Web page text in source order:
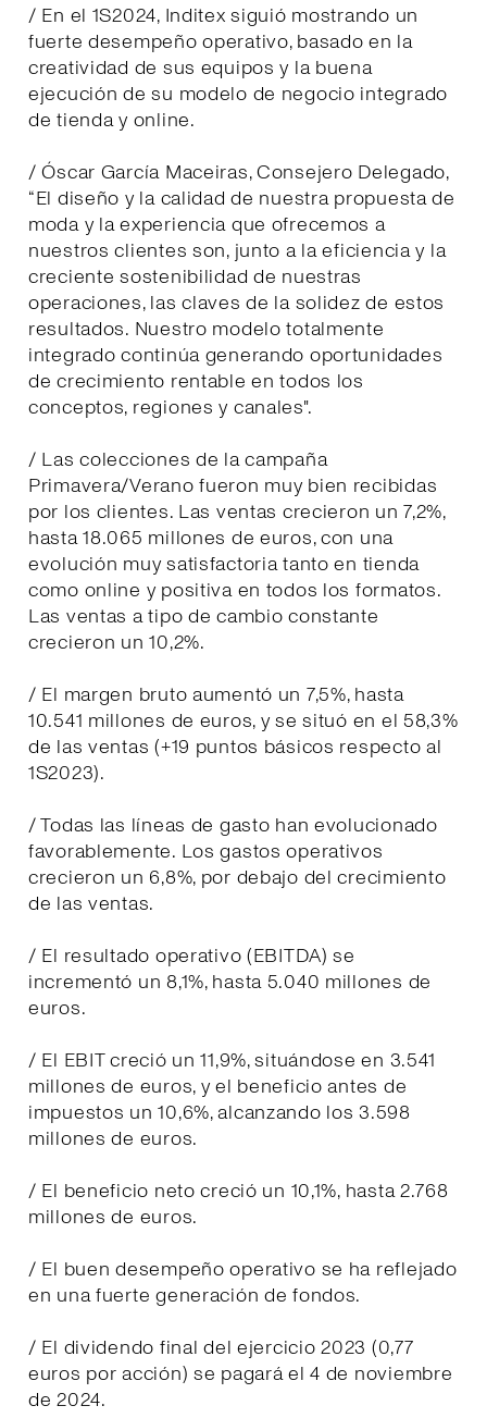
/ En el 1S2024, Inditex siguió mostrando un
fuerte desempeño operativo, basado en la
creatividad de sus equipos y la buena
ejecución de su modelo de negocio integrado
de tienda y online.
/ Óscar García Maceiras, Consejero Delegado,
“El diseño y la calidad de nuestra propuesta de
moda y la experiencia que ofrecemos a
nuestros clientes son, junto a la eficiencia y la
creciente sostenibilidad de nuestras
operaciones, las claves de la solidez de estos
resultados. Nuestro modelo totalmente
integrado continúa generando oportunidades
de crecimiento rentable en todos los
conceptos, regiones y canales".
/ Las colecciones de la campaña
Primavera/Verano fueron muy bien recibidas
por los clientes. Las ventas crecieron un 7,2%,
hasta 18.065 millones de euros, con una
evolución muy satisfactoria tanto en tienda
como online y positiva en todos los formatos.
Las ventas a tipo de cambio constante
crecieron un 10,2%.
/ El margen bruto aumentó un 7,5%, hasta
10.541 millones de euros, y se situó en el 58,3%
de las ventas (+19 puntos básicos respecto al
1S2023).
/ Todas las líneas de gasto han evolucionado
favorablemente. Los gastos operativos
crecieron un 6,8%, por debajo del crecimiento
de las ventas.
/ El resultado operativo (EBITDA) se
incrementó un 8,1%, hasta 5.040 millones de
euros.
/ El EBIT creció un 11,9%, situándose en 3.541
millones de euros, y el beneficio antes de
impuestos un 10,6%, alcanzando los 3.598
millones de euros.
/ El beneficio neto creció un 10,1%, hasta 2.768
millones de euros.
/ El buen desempeño operativo se ha reflejado
en una fuerte generación de fondos.
/ El dividendo final del ejercicio 2023 (0,77
euros por acción) se pagará el 4 de noviembre
de 2024.